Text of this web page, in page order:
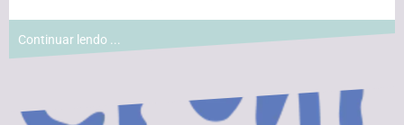
Continuar lendo ...